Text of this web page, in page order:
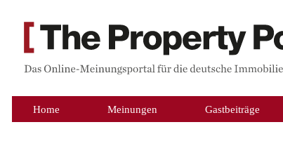
Home Meinungen Gastbeiträge